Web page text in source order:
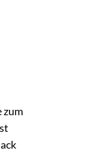
zum